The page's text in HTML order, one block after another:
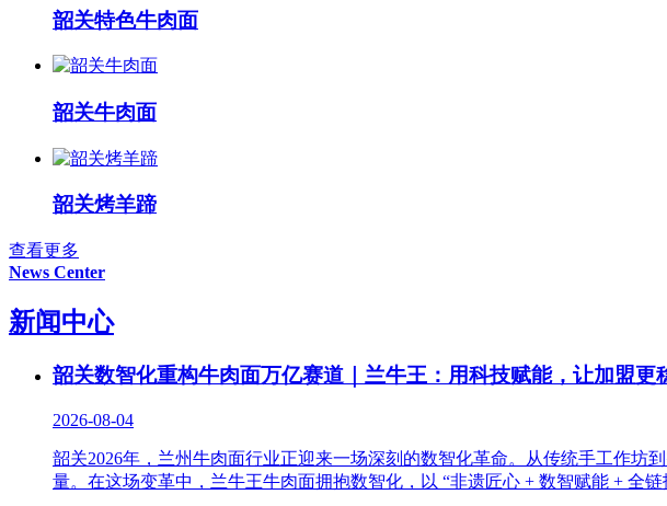
韶关特色牛肉面
韶关牛肉面
韶关烤羊蹄
查看更多
News Center
新闻中心
韶关数智化重构牛肉面万亿赛道｜兰牛王：用科技赋能，让加盟更
2026-08-04
韶关2026年，兰州牛肉面行业正迎来一场深刻的数智化革命。从传统手工作
量。在这场变革中，兰牛王牛肉面拥抱数智化，以 “非遗匠心 + 数智赋能 + 全